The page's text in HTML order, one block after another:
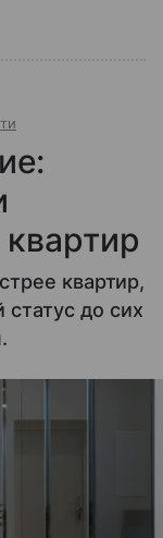
квартир,
статус до сих